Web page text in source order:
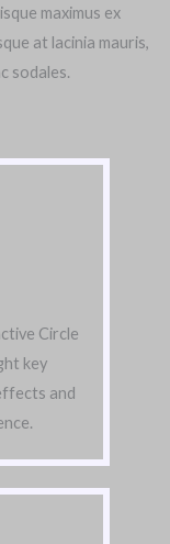
maximus ex
at lacinia mauris,
sodales.
Circle
key
and